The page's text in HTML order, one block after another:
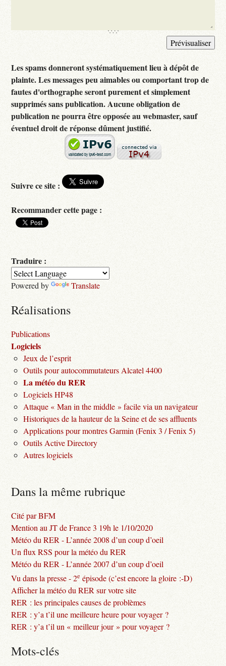
Les spams donneront systématiquement lieu à dépôt de
plainte. Les messages peu aimables ou comportant trop de
fautes d'orthographe seront purement et simplement
supprimés sans publication. Aucune obligation de
publication ne pourra être opposée au webmaster, sauf
éventuel droit de réponse dûment justifié.
Suivre ce site :
Recommander cette page :
Traduire :
Powered by Translate
Réalisations
Publications
Logiciels
Jeux de l’esprit
Outils pour autocommutateurs Alcatel 4400
La météo du RER
Logiciels HP48
Attaque « Man in the middle » facile via un navigateur
Historiques de la hauteur de la Seine et de ses affluents
Applications pour montres Garmin (Fenix 3 / Fenix 5)
Outils Active Directory
Autres logiciels
Dans la même rubrique
Cité par BFM
Mention au JT de France 3 19h le 1/10/2020
Météo du RER - L’année 2008 d’un coup d’oeil
Un flux RSS pour la météo du RER
Météo du RER - L’année 2007 d’un coup d’oeil
Vu dans la presse - 2e épisode (c’est encore la gloire :-D)
Afficher la météo du RER sur votre site
RER : les principales causes de problèmes
RER : y’a t’il une meilleure heure pour voyager ?
RER : y’a t’il un « meilleur jour » pour voyager ?
Mots-clés